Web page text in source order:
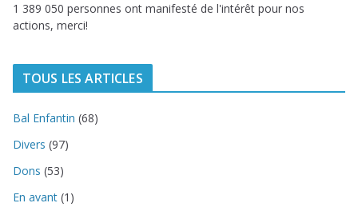
1 389 050 personnes ont manifesté de l'intérêt pour nos
actions, merci!
TOUS LES ARTICLES
Bal Enfantin (68)
Divers (97)
Dons (53)
En avant (1)